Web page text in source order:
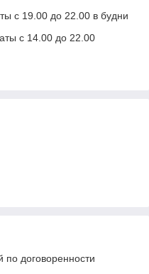
с 19.00 до 22.00 в будни
с 14.00 до 22.00
по договоренности